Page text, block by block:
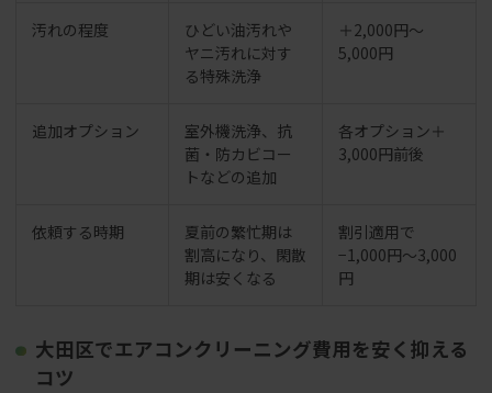
汚れの程度
ひどい油汚れや
ヤニ汚れに対す
る特殊洗浄
＋2,000円〜
5,000円
追加オプション
室外機洗浄、抗
菌・防カビコー
トなどの追加
各オプション＋
3,000円前後
依頼する時期
夏前の繁忙期は
割高になり、閑散
期は安くなる
割引適用で
−1,000円〜3,000
円
大田区でエアコンクリーニング費用を安く抑える
コツ